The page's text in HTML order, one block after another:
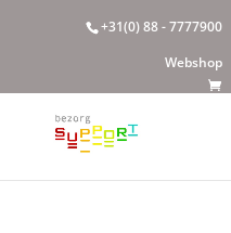
+31(0) 88 - 7777900
Webshop